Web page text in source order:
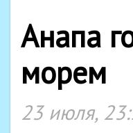
Анапа
морем
23 июля,